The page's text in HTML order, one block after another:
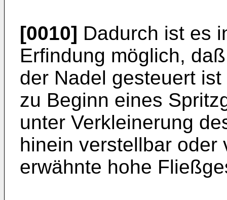
[0010] Dadurch ist es
Erfindung möglich,
der Nadel gesteuert
zu Beginn eines
unter Verkleinerung
hinein verstellbar oder
erwähnte hohe